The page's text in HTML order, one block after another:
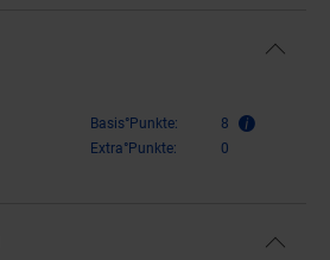
Basis°Punkte:
8
Extra°Punkte:
0